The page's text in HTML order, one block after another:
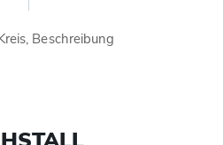
Beschreibung